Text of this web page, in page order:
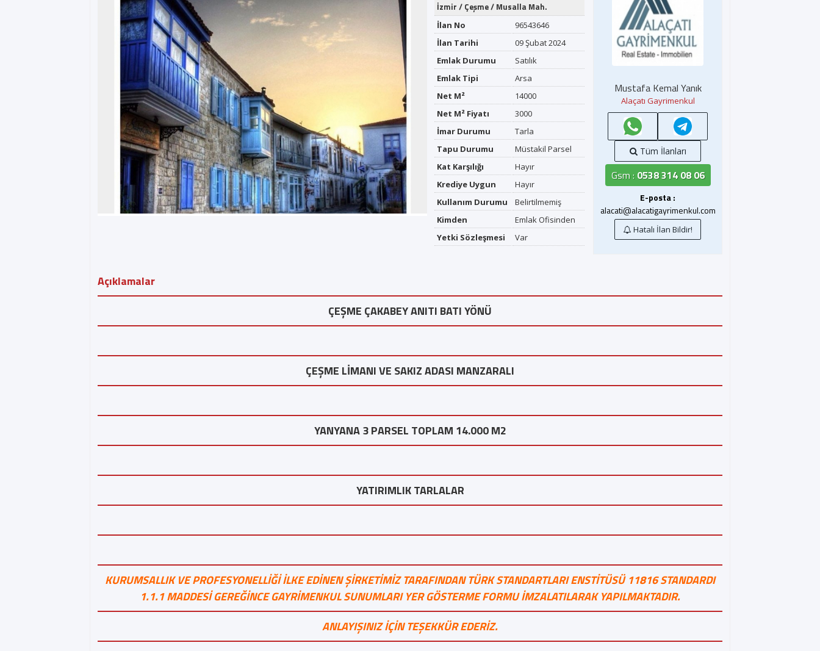
E-posta *
Gönder
İzmir / Çeşme/ Musalla Mah.
İlan No
96543646
İlan Tarihi
09 Şubat 2024
Emlak Durumu
Satılık
Emlak Tipi
Arsa
Net M²
14000
Net M² Fiyatı
3000
İmar Durumu
Tarla
Tapu Durumu
Müstakil Parsel
Kat Karşılığı
Hayır
Krediye Uygun
Hayır
Kullanım Durumu
Belirtilmemiş
Kimden
Emlak Ofisinden
Yetki Sözleşmesi
Var
Mustafa Kemal Yanık
Alaçatı Gayrimenkul
Tüm İlanları
Gsm : 0538 314 08 06
E-posta :
alacati@alacatigayrimenkul.com
Hatalı İlan Bildir!
Açıklamalar
ÇEŞME ÇAKABEY ANITI BATI YÖNÜ
ÇEŞME LİMANI VE SAKIZ ADASI MANZARALI
YANYANA 3 PARSEL TOPLAM 14.000 M2
YATIRIMLIK TARLALAR
KURUMSALLIK VE PROFESYONELLİĞİ İLKE EDİNEN ŞİRKETİMİZ TARAFINDAN TÜRK STANDARTLARI ENSTİTÜSÜ 11816 STANDARDI
1.1.1 MADDESİ GEREĞİNCE GAYRİMENKUL SUNUMLARI YER GÖSTERME FORMU İMZALATILARAK YAPILMAKTADIR.
ANLAYIŞINIZ İÇİN TEŞEKKÜR EDERİZ.